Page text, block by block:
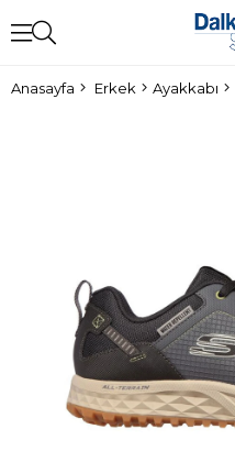
Anasayfa Erkek Ayakkabı